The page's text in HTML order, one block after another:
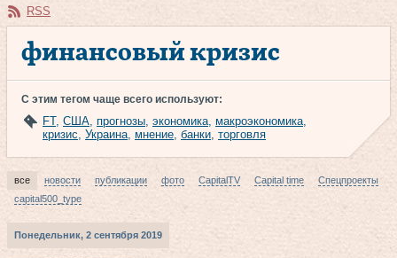
RSS
финансовый кризис
С этим тегом чаще всего используют:
FT, США, прогнозы, экономика, макроэкономика,
кризис, Украина, мнение, банки, торговля
все новости публикации фото CapitalTV Capital time
Спецпроекты
capital500_type
Понедельник, 2 сентября 2019